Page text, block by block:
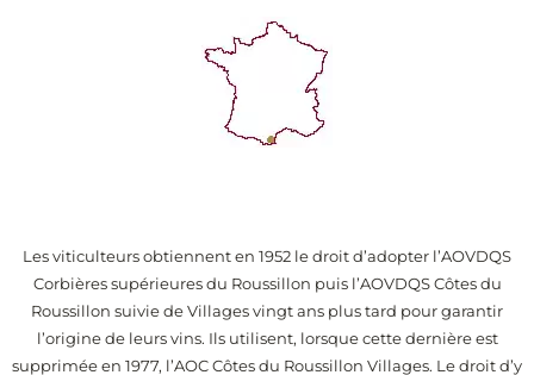
Les viticulteurs obtiennent en 1952 le droit d’adopter l’AOVDQS
Corbières supérieures du Roussillon puis l’AOVDQS Côtes du
Roussillon suivie de Villages vingt ans plus tard pour garantir
l’origine de leurs vins. Ils utilisent, lorsque cette dernière est
supprimée en 1977, l’AOC Côtes du Roussillon Villages. Le droit d’y